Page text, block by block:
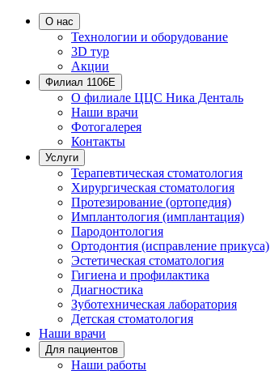
О нас
Технологии и оборудование
3D тур
Акции
Филиал 1106Е
О филиале ЦЦС Ника Денталь
Наши врачи
Фотогалерея
Контакты
Услуги
Терапевтическая стоматология
Хирургическая стоматология
Протезирование (ортопедия)
Имплантология (имплантация)
Пародонтология
Ортодонтия (исправление прикуса)
Эстетическая стоматология
Гигиена и профилактика
Диагностика
Зуботехническая лаборатория
Детская стоматология
Наши врачи
Для пациентов
Наши работы